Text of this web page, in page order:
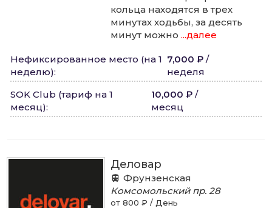
кольца находятся в трех
минутах ходьбы, за десять
минут можно ...далее
Нефиксированное место (на 1
неделю):
7,000 ₽ /
неделя
SOK Club (тариф на 1
месяц):
10,000 ₽ /
месяц
Деловар
Фрунзенская
Комсомольский пр. 28
от 800 ₽ / День